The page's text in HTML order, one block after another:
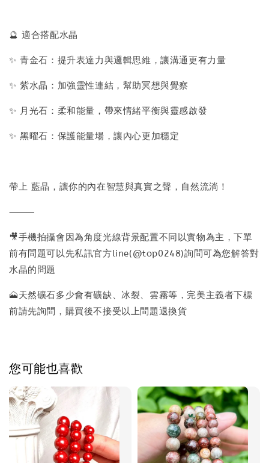
🔮 適合搭配水晶
✨ 青金石：提升表達力與邏輯思維，讓溝通更有力量
✨ 紫水晶：加強靈性連結，幫助冥想與覺察
✨ 月光石：柔和能量，帶來情緒平衡與靈感啟發
✨ 黑曜石：保護能量場，讓內心更加穩定
帶上 藍晶，讓你的內在智慧與真實之聲，自然流淌！
⸻
🎥手機拍攝會因為角度光線背景配置不同以實物為主，下單
前有問題可以先私訊官方line(@top0248)詢問可為您解答對
水晶的問題
🗻天然礦石多少會有礦缺、冰裂、雲霧等，完美主義者下標
前請先詢問，購買後不接受以上問題退換貨
您可能也喜歡